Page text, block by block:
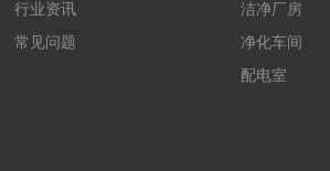
行业资讯
常见问题
洁净厂房
净化车间
配电室